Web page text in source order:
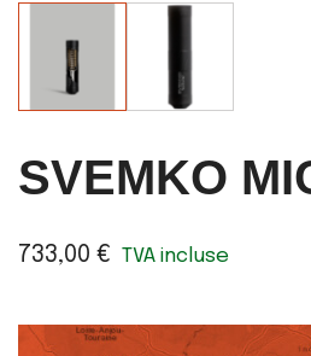
SVEMKO
733,00 € TVA incluse